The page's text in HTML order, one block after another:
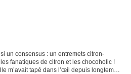
un consensus : un entremets citron-
fanatiques de citron et les chocoholic !
m’avait tapé dans l’œil depuis longtemps,